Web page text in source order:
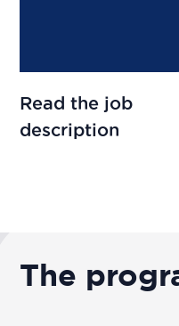
Read the job
description
The